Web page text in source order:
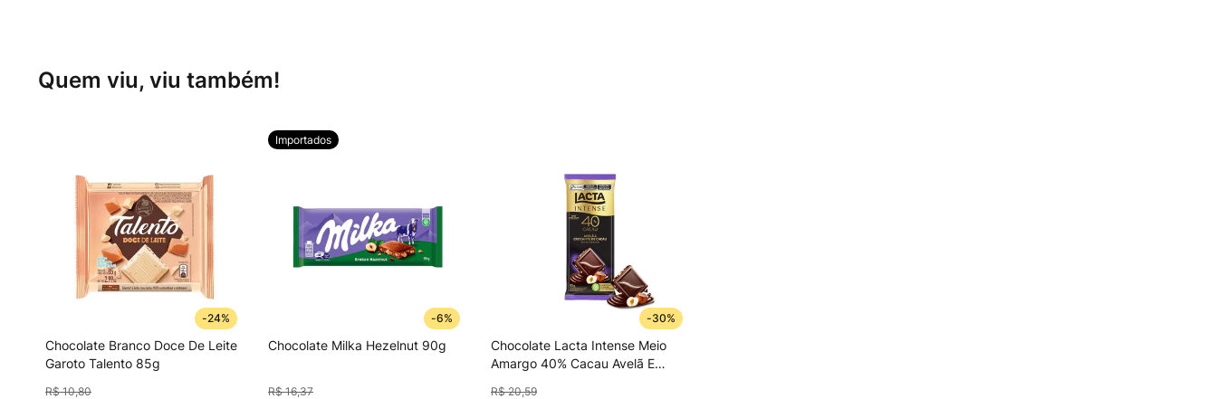
Quem viu, viu também!
-24%
Chocolate Branco Doce De Leite
Garoto Talento 85g
R$ 10,80
Importados
-6%
Chocolate Milka Hezelnut 90g
R$ 16,37
-30%
Chocolate Lacta Intense Meio
Amargo 40% Cacau Avelã E
R$ 20,59